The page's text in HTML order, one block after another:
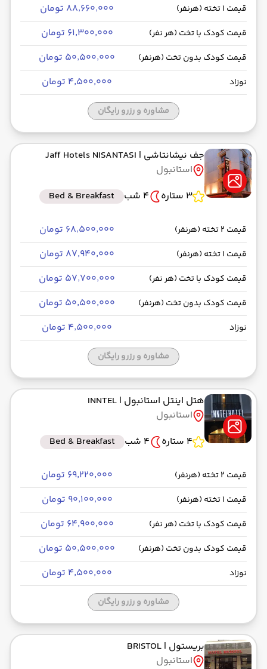
قیمت 1 تخته (هرنفر) ۸۸٬۶۶۰٬۰۰۰ تومان
قیمت کودک با تخت (هر نفر) ۶۱٬۳۰۰٬۰۰۰ تومان
قیمت کودک بدون تخت (هرنفر) ۵۰٬۵۰۰٬۰۰۰ تومان
نوزاد ۴٬۵۰۰٬۰۰۰ تومان
مشاوره و رزرو رایگان
جف نیشانتاشی | Jaff Hotels NISANTASI
استانبول
3 ستاره
4 شب Bed & Breakfast
قیمت 2 تخته (هرنفر) ۶۸٬۵۰۰٬۰۰۰ تومان
قیمت 1 تخته (هرنفر) ۸۷٬۹۴۰٬۰۰۰ تومان
قیمت کودک با تخت (هر نفر) ۵۷٬۷۰۰٬۰۰۰ تومان
قیمت کودک بدون تخت (هرنفر) ۵۰٬۵۰۰٬۰۰۰ تومان
نوزاد ۴٬۵۰۰٬۰۰۰ تومان
مشاوره و رزرو رایگان
هتل اینتل استانبول | INNTEL
استانبول
4 ستاره
4 شب Bed & Breakfast
قیمت 2 تخته (هرنفر) ۶۹٬۲۲۰٬۰۰۰ تومان
قیمت 1 تخته (هرنفر) ۹۰٬۱۰۰٬۰۰۰ تومان
قیمت کودک با تخت (هر نفر) ۶۴٬۹۰۰٬۰۰۰ تومان
قیمت کودک بدون تخت (هرنفر) ۵۰٬۵۰۰٬۰۰۰ تومان
نوزاد ۴٬۵۰۰٬۰۰۰ تومان
مشاوره و رزرو رایگان
بریستول | BRISTOL
استانبول